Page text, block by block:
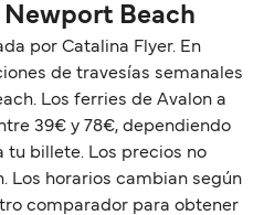
Newport Beach
por Catalina Flyer. En
de travesías semanales
Los ferries de Avalon a
39€ y 78€, dependiendo
tu billete. Los precios no
Los horarios cambian según
comparador para obtener